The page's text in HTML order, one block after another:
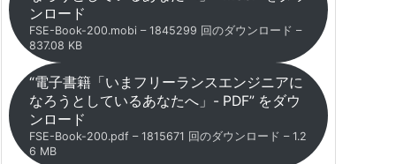
ンロード
FSE-Book-200.mobi – 1845299 回のダウンロード –
837.08 KB
“電子書籍「いまフリーランスエンジニアに
なろうとしているあなたへ」- PDF” をダウ
ンロード
FSE-Book-200.pdf – 1815671 回のダウンロード – 1.2
6 MB